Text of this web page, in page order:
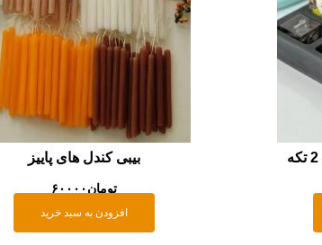
بیبی کندل های پاییز
تومان۶۰۰۰۰
افزودن به سبد خرید